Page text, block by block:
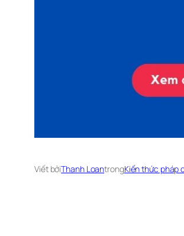
Viết bởiThanh LoantrongKiến thức pháp